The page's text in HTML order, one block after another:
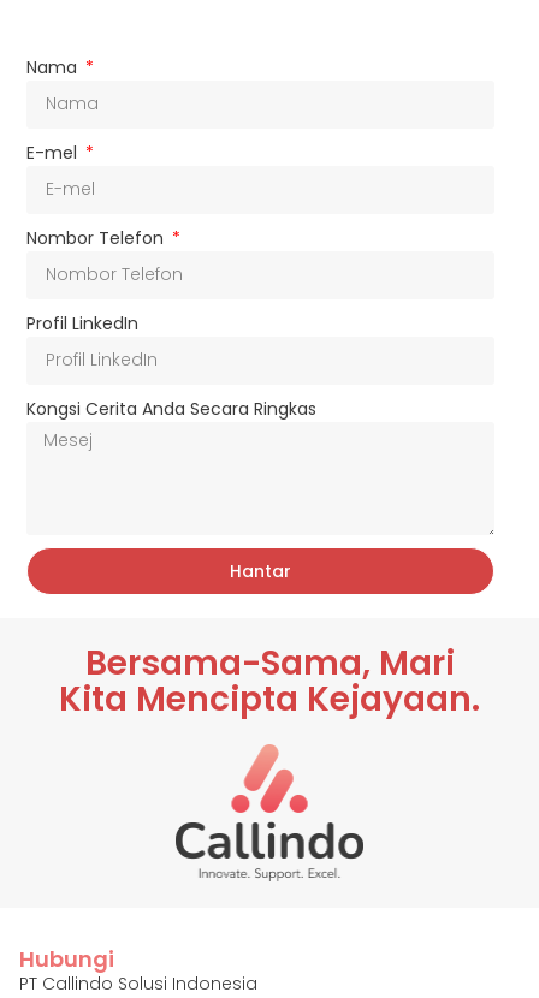
Nama
E-mel
Nombor Telefon
Profil LinkedIn
Kongsi Cerita Anda Secara Ringkas
Hantar
Bersama-Sama, Mari
Kita Mencipta Kejayaan.
Hubungi
PT Callindo Solusi Indonesia